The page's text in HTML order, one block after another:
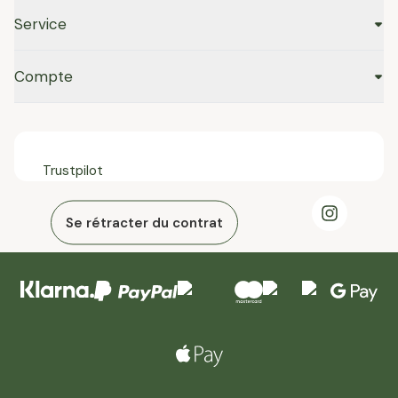
Service
Compte
Trustpilot
Se rétracter du contrat